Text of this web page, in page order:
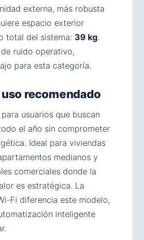
externa, más robusta
espacio exterior
total del sistema: 39 kg.
de ruido operativo,
para esta categoría.
recomendado
usuarios que buscan
el año sin comprometer
Ideal para viviendas
medianos y
comerciales donde la
es estratégica. La
Fi diferencia este modelo,
inteligente